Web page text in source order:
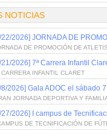
NOTICIAS
22/2026] JORNADA DE
DE PROMOCIÓN DE
21/2026] 7ª Carrera Infantil
CARRERA INFANTIL CLARET
8/2026] Gala ADOC el sábado
JORNADA DEPORTIVA Y
27/2026] I campus de
DE TECNIFICACIÓN DE